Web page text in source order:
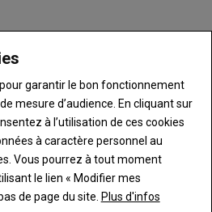
laitières. Mais surtout, c’est
aux rudiments du dressage
l’exploitation pour conduire les
des stages de dressage. «Je
desstages, c’est là qu’on se rend
peutaider
à la conduite du
portée de chiots voit le jour.
garantir le bon fonctionnement
mesure d’audience. En cliquant sur
à l’utilisation de ces cookies
à caractère personnel au
Vous pourrez à tout moment
le lien « Modifier mes
de page du site. Plus d'infos